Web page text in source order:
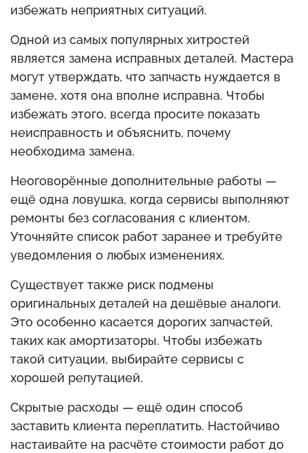
избежать неприятных ситуаций.
Одной из самых популярных хитростей
является замена исправных деталей. Мастера
могут утверждать, что запчасть нуждается в
замене, хотя она вполне исправна. Чтобы
избежать этого, всегда просите показать
неисправность и объяснить, почему
необходима замена.
Неоговорённые дополнительные работы —
ещё одна ловушка, когда сервисы выполняют
ремонты без согласования с клиентом.
Уточняйте список работ заранее и требуйте
уведомления о любых изменениях.
Существует также риск подмены
оригинальных деталей на дешёвые аналоги.
Это особенно касается дорогих запчастей,
таких как амортизаторы. Чтобы избежать
такой ситуации, выбирайте сервисы с
хорошей репутацией.
Скрытые расходы — ещё один способ
заставить клиента переплатить. Настойчиво
настаивайте на расчёте стоимости работ до